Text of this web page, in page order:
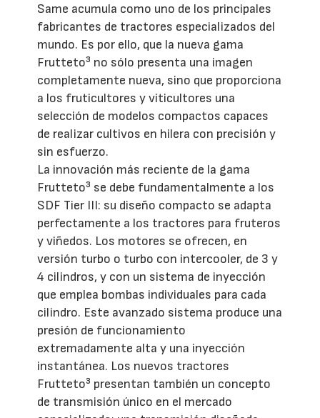
Same acumula como uno de los principales
fabricantes de tractores especializados del
mundo. Es por ello, que la nueva gama
Frutteto³ no sólo presenta una imagen
completamente nueva, sino que proporciona
a los fruticultores y viticultores una
selección de modelos compactos capaces
de realizar cultivos en hilera con precisión y
sin esfuerzo.
La innovación más reciente de la gama
Frutteto³ se debe fundamentalmente a los
SDF Tier III: su diseño compacto se adapta
perfectamente a los tractores para fruteros
y viñedos. Los motores se ofrecen, en
versión turbo o turbo con intercooler, de 3 y
4 cilindros, y con un sistema de inyección
que emplea bombas individuales para cada
cilindro. Este avanzado sistema produce una
presión de funcionamiento
extremadamente alta y una inyección
instantánea. Los nuevos tractores
Frutteto³ presentan también un concepto
de transmisión único en el mercado